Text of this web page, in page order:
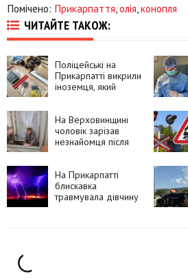
Помічено: Прикарпаття олія конопля
ЧИТАЙТЕ ТАКОЖ:
Поліцейські на
Прикарпатті викрили
іноземця, який
Telegram і збував їх
покупцям
На Верховинщині
чоловік зарізав
незнайомця після
намагався видати
вбивство за
самогубство
На Прикарпатті
блискавка
травмувала дівчину